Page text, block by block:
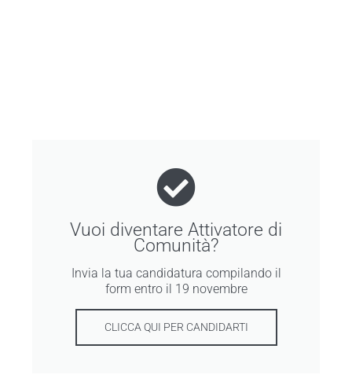
Vuoi diventare Attivatore di
Comunità?
Invia la tua candidatura compilando il
form entro il 19 novembre
CLICCA QUI PER CANDIDARTI